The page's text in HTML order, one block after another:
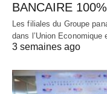
BANCAIRE
Les filiales du Groupe
dans l’Union
3 semaines ago